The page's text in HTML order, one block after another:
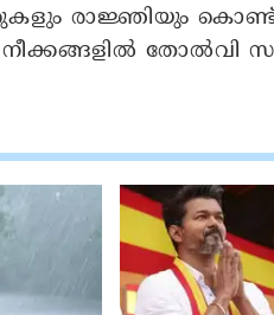
രാജ്ഞിയും
തോൽവി